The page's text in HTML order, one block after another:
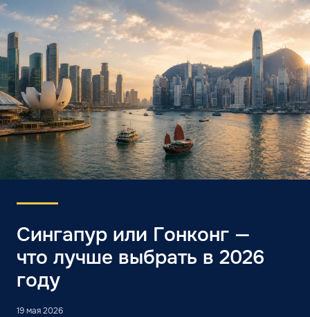
Сингапур или Гонконг —
что лучше выбрать в 2026
году
19 мая 2026